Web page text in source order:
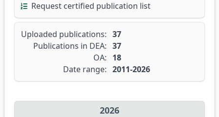
Request certified publication list
Uploaded publications: 37
Publications in DEA: 37
OA:
18
Date range: 2011-2026
2026